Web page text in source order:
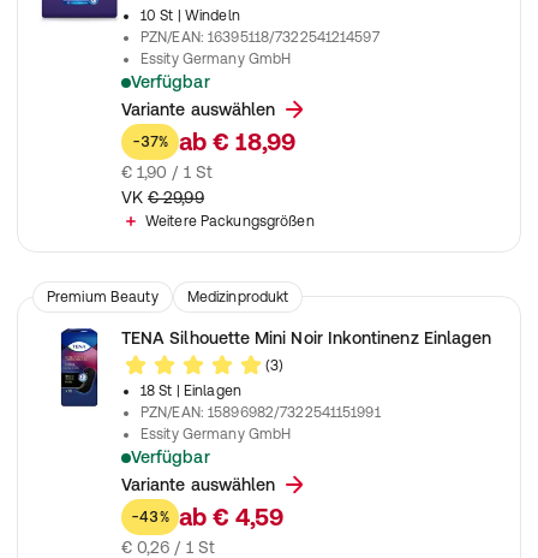
10 St
| Windeln
PZN/EAN:16395118/7322541214597
Essity Germany GmbH
Verfügbar
Unisex Einweghosen für die Nacht zur Anwendung bei
Variante auswählen
-37% ab € 18,99
€ 1,90 / 1 St
VK € 29,99
Weitere Packungsgrößen
Premium Beauty Medizinprodukt
TENA Silhouette Mini Noir Inkontinenz Einlagen
(3)
18 St
| Einlagen
PZN/EAN:15896982/7322541151991
Essity Germany GmbH
Verfügbar
Schwarze Einlagen zur Anwendung bei leichter
Variante auswählen
-43% ab € 4,59
€ 0,26 / 1 St